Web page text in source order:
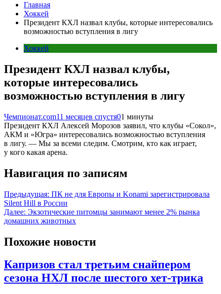
Главная
Хоккей
Президент КХЛ назвал клубы, которые интересовались
возможностью вступления в лигу
Хоккей
Президент КХЛ назвал клубы,
которые интересовались
возможностью вступления в лигу
Чемпионат.com11 месяцев спустя01 минуты
Президент КХЛ Алексей Морозов заявил, что клубы «Сокол»,
АКМ и «Югра» интересовались возможностью вступления
в лигу. — Мы за всеми следим. Смотрим, кто как играет,
у кого какая арена.
Навигация по записям
Предыдущая: ПК не для Европы и Konami зарегистрировала
Silent Hill в России
Далее: Экзотические питомцы занимают менее 2% рынка
домашних животных
Похожие новости
Капризов стал третьим снайпером
сезона НХЛ после шестого хет-трика